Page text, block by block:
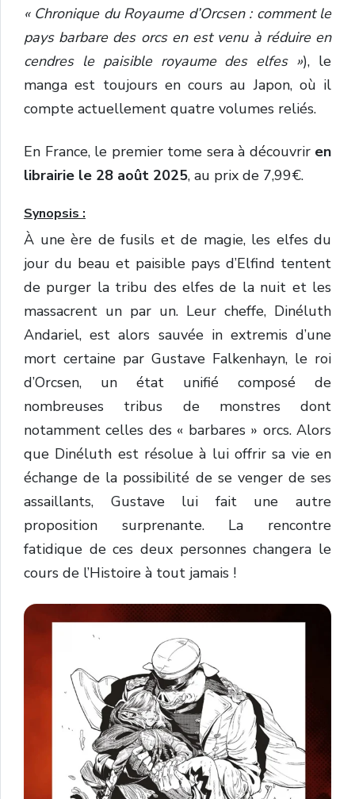
« Chronique du Royaume d’Orcsen : comment le
pays barbare des orcs en est venu à réduire en
cendres le paisible royaume des elfes »), le
manga est toujours en cours au Japon, où il
compte actuellement quatre volumes reliés.
En France, le premier tome sera à découvrir en
librairie le 28 août 2025, au prix de 7,99€.
Synopsis :
À une ère de fusils et de magie, les elfes du
jour du beau et paisible pays d’Elfind tentent
de purger la tribu des elfes de la nuit et les
massacrent un par un. Leur cheffe, Dinéluth
Andariel, est alors sauvée in extremis d’une
mort certaine par Gustave Falkenhayn, le roi
d’Orcsen, un état unifié composé de
nombreuses tribus de monstres dont
notamment celles des « barbares » orcs. Alors
que Dinéluth est résolue à lui offrir sa vie en
échange de la possibilité de se venger de ses
assaillants, Gustave lui fait une autre
proposition surprenante. La rencontre
fatidique de ces deux personnes changera le
cours de l’Histoire à tout jamais !